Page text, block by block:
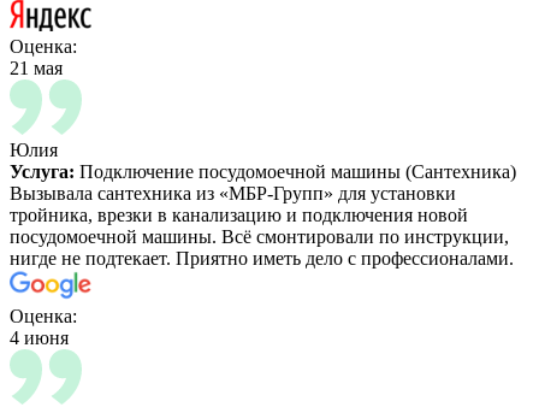
Оценка:
21 мая
Юлия
Услуга: Подключение посудомоечной машины (Сантехника)
Вызывала сантехника из «МБР-Групп» для установки
тройника, врезки в канализацию и подключения новой
посудомоечной машины. Всё смонтировали по инструкции,
нигде не подтекает. Приятно иметь дело с профессионалами.
Оценка:
4 июня